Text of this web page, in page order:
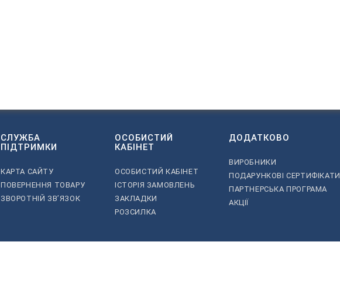
СЛУЖБА
ПІДТРИМКИ
КАРТА САЙТУ
ПОВЕРНЕННЯ ТОВАРУ
ЗВОРОТНІЙ ЗВ’ЯЗОК
ОСОБИСТИЙ
КАБІНЕТ
ОСОБИСТИЙ КАБІНЕТ
ІСТОРІЯ ЗАМОВЛЕНЬ
ЗАКЛАДКИ
РОЗСИЛКА
ДОДАТКОВО
ВИРОБНИКИ
ПОДАРУНКОВІ СЕРТИФІКАТИ
ПАРТНЕРСЬКА ПРОГРАМА
АКЦІЇ